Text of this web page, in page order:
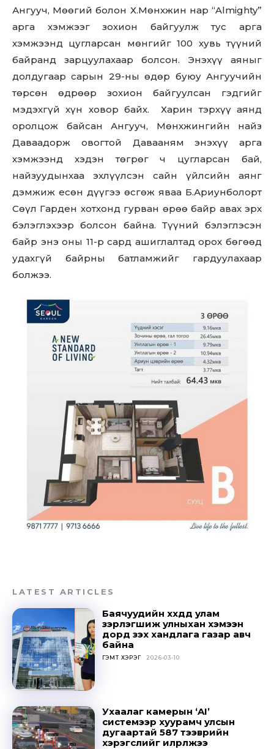
to stay in the loop.
SUBSCRIBE
Ангууч, Мөөгий болон Х.Мөнхжин нар “Almighty”
арга хэмжээг зохион байгуулж тус арга
хэмжээнд цугларсан мөнгийг 100 хувь түүний
байранд зарцуулахаар болсон. Энэхүү аяныг
долдугаар сарын 29-ны өдөр буюу Ангуучийн
төрсөн өдрөөр зохион байгуулсан гэдгийг
мэдэхгүй хүн ховор байх. Харин тэрхүү аянд
оролцож байсан Ангууч, Мөнхжингийн найз
Даваадорж овогтой Давааням энэхүү арга
хэмжээнд хэдэн төгрөг ч цугларсан бай,
найзуудынхаа эхлүүлсэн сайн үйлсийн аянг
дэмжиж есөн дүүгээ өсгөж яваа Б.Ариунболорт
Сөүл Гарден хотхонд гурван өрөө байр авах эрх
бэлэглэхээр болсон байна. Түүний бэлэглэсэн
байр энэ оны 11-р сард ашиглалтад орох бөгөөд
удахгүй байрны батламжийг гардуулахаар
болжээ.
LATEST ARTICLES
Баячуудийн хүүхдүүд улам
зэрлэгшиж улныхан хэмээн
дорд үзэх хандлага газар авч
байна
ГЭМТ ХЭРЭГ 2026-03-10
Ухаалаг камерын ‘AI’
системээр хуурамч улсын
дугаартай 587 тээврийн
хэрэгслийг илрүүлжээ